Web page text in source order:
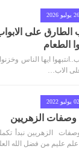
26 يوليو 2026
على
الطعام
ايها الناس وخزنوا
الاب…
02 يوليو 2022
وصفات الزهريين
الزهريين نبدأ
عليم من فضل الله